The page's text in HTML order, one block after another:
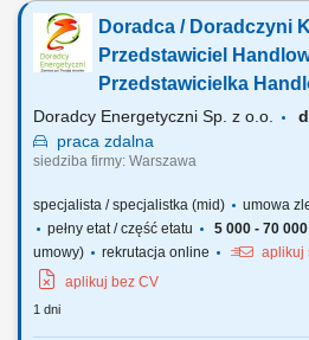
klientów biznesowych; Docieranie do
odpowiedzialnych za decyzje zakupowe;
handlowych, spotkań oraz negocjacji z
biznesowych klienta i przygotowanie...
Doradca / Doradczyni
Przedstawiciel
Przedstawicielka
Doradcy Energetyczni Sp. z o.o.
praca zdalna
siedziba firmy: Warszawa
specjalista / specjalistka (mid)
umowa
pełny etat / część etatu
5 000 - 70 000
umowy)
rekrutacja online
aplikuj
aplikuj bez CV
1 dni